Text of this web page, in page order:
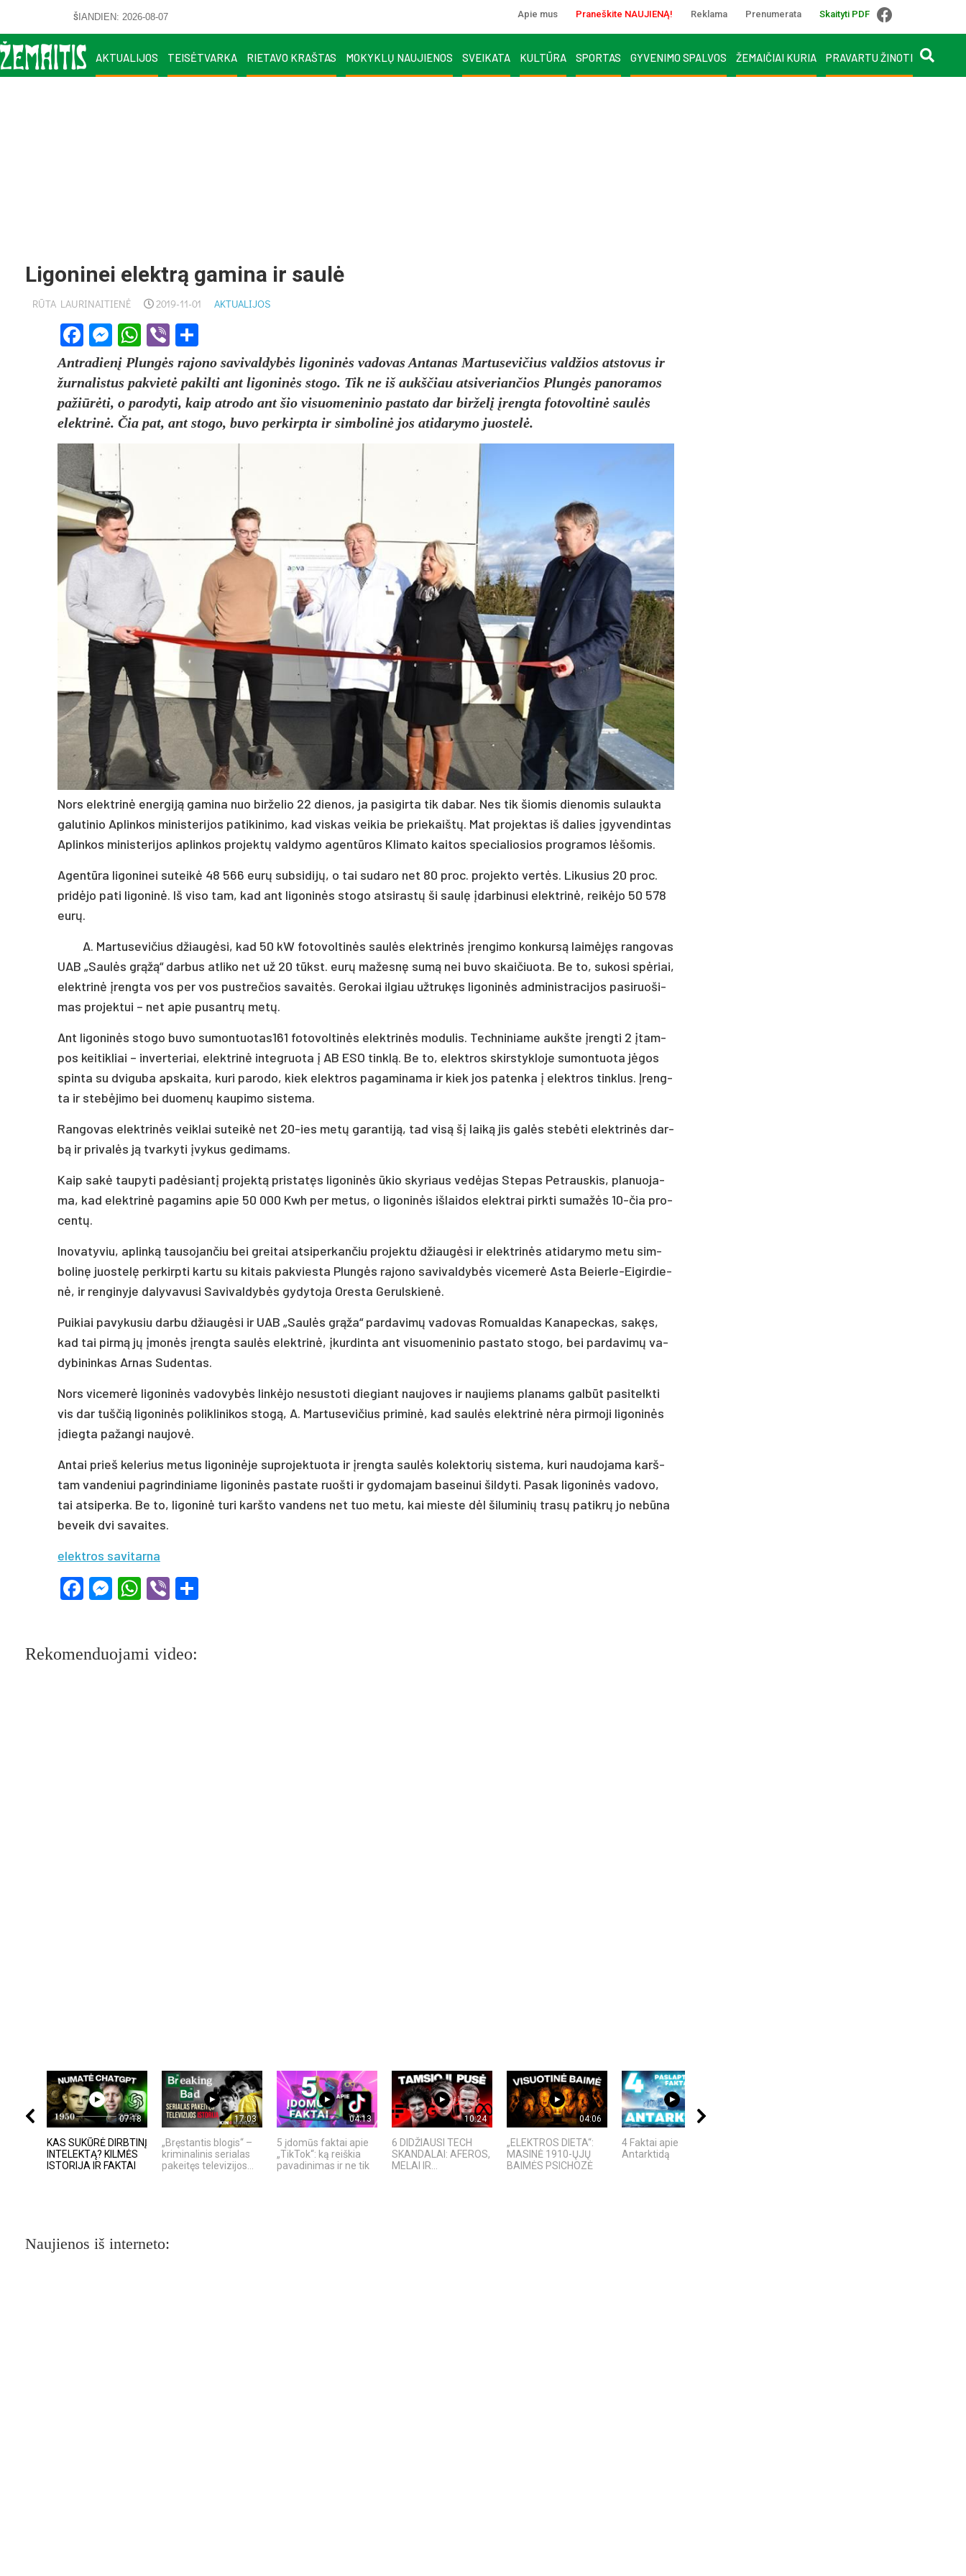
ŠIANDIEN: 2026-08-07 Apie mus Praneškite NAUJIENĄ! Reklama Prenumerata Skaityti PDF
AKTUALIJOS TEISĖTVARKA RIETAVO KRAŠTAS MOKYKLŲ NAUJIENOS SVEIKATA KULTŪRA SPORTAS GYVENIMO SPALVOS ŽEMAIČIAI KURIA PRAVARTU ŽINOTI
Ligoninei elektrą gamina ir saulė
RŪTA LAURINAITIENĖ 2019-11-01 AKTUALIJOS
Facebook
Messenger
WhatsApp
Viber
Ant­ra­die­nį Plun­gės ra­jo­no sa­vi­val­dy­bės li­go­ni­nės va­do­vas An­ta­nas Mar­tu­se­vi­čius val­džios at­sto­vus ir
žur­na­lis­tus pa­kvie­tė pa­kil­ti ant li­go­ni­nės sto­go. Tik ne iš aukš­čiau at­si­ve­rian­čios Plun­gės pa­no­ra­mos
pa­žiū­rė­ti, o pa­ro­dy­ti, kaip at­ro­do ant šio vi­suo­me­ni­nio pa­sta­to dar bir­že­lį įreng­ta fo­to­vol­ti­nė sau­lės
elekt­ri­nė. Čia pat, ant sto­go, bu­vo per­kirp­ta ir sim­bo­li­nė jos ati­da­ry­mo juos­te­lė.
Nors elekt­ri­nė ener­gi­ją ga­mi­na nuo bir­že­lio 22 die­nos, ja pa­si­gir­ta tik da­bar. Nes tik šio­mis die­no­mis su­lauk­ta
ga­lu­ti­nio Ap­lin­kos mi­nis­te­ri­jos pa­ti­ki­ni­mo, kad vis­kas vei­kia be prie­kaiš­tų. Mat pro­jek­tas iš da­lies įgy­ven­din­tas
Ap­lin­kos mi­nis­te­ri­jos ap­lin­kos pro­jek­tų val­dy­mo agen­tū­ros Kli­ma­to kai­tos spe­cia­lio­sios pro­gra­mos lė­šo­mis.
Agen­tū­ra li­go­ni­nei su­tei­kė 48 566 eu­rų su­bsi­di­jų, o tai su­da­ro net 80 pro­c. pro­jek­to ver­tės. Li­ku­sius 20 pro­c.
pri­dė­jo pa­ti li­go­ni­nė. Iš vi­so tam, kad ant li­go­ni­nės sto­go at­si­ras­tų ši sau­lę įdar­bi­nu­si elekt­ri­nė, rei­kė­jo 50 578
eu­rų.
A. Mar­tu­se­vi­čius džiau­gė­si, kad 50 kW fo­to­vol­ti­nės sau­lės elekt­ri­nės įren­gi­mo kon­kur­są lai­mė­jęs ran­go­vas
UAB „Sau­lės grą­žą“ dar­bus at­li­ko net už 20 tūkst. eu­rų ma­žes­nę su­mą nei bu­vo skai­čiuo­ta. Be to, su­ko­si spė­riai,
elekt­ri­nė įreng­ta vos per vos pust­re­čios sa­vai­tės. Ge­ro­kai il­giau už­tru­kęs li­go­ni­nės ad­mi­nist­ra­ci­jos pa­si­ruo­ši­
mas pro­jek­tui – net apie pu­sant­rų me­tų.
Ant li­go­ni­nės sto­go bu­vo sumontuotas161 fo­to­vol­ti­nės elekt­ri­nės mo­du­lis. Tech­ni­nia­me aukš­te įreng­ti 2 įtam­
pos kei­tik­liai – in­ver­te­riai, elekt­ri­nė in­teg­ruo­ta į AB ESO tink­lą. Be to, elekt­ros skirs­tyk­lo­je su­mon­tuo­ta jė­gos
spin­ta su dvi­gu­ba ap­skai­ta, ku­ri pa­ro­do, kiek elekt­ros pa­ga­mi­na­ma ir kiek jos pa­ten­ka į elekt­ros tink­lus. Įreng­
ta ir ste­bė­ji­mo bei duo­me­nų kau­pi­mo sis­te­ma.
Ran­go­vas elekt­ri­nės veik­lai su­tei­kė net 20-ies me­tų ga­ran­ti­ją, tad vi­są šį lai­ką jis ga­lės ste­bė­ti elekt­ri­nės dar­
bą ir pri­va­lės ją tvar­ky­ti įvy­kus ge­di­mams.
Kaip sa­kė tau­py­ti pa­dė­sian­tį pro­jek­tą pri­sta­tęs li­go­ni­nės ūkio sky­riaus ve­dė­jas Ste­pas Pet­raus­kis, pla­nuo­ja­
ma, kad elekt­ri­nė pa­ga­mins apie 50 000 Kwh per me­tus, o li­go­ni­nės iš­lai­dos elekt­rai pirk­ti su­ma­žės 10-čia pro­
cen­tų.
Ino­va­ty­viu, ap­lin­ką tau­so­jan­čiu bei grei­tai at­si­per­kan­čiu pro­jek­tu džiau­gė­si ir elekt­ri­nės ati­da­ry­mo me­tu sim­
bo­li­nę juos­te­lę per­kirp­ti kar­tu su ki­tais pa­kvies­ta Plun­gės ra­jo­no sa­vi­val­dy­bės vi­ce­me­rė As­ta Beier­le-Ei­gir­die­
nė, ir ren­gi­ny­je da­ly­va­vu­si Sa­vi­val­dy­bės gy­dy­to­ja Ores­ta Ge­ruls­kie­nė.
Pui­kiai pa­vy­ku­siu dar­bu džiau­gė­si ir UAB „Sau­lės grą­ža“ par­da­vi­mų va­do­vas Ro­mual­das Ka­na­pec­kas, sa­kęs,
kad tai pir­mą jų įmo­nės įreng­ta sau­lės elekt­ri­nė, įkur­din­ta ant vi­suo­me­ni­nio pa­sta­to sto­go, bei par­da­vi­mų va­
dy­bi­nin­kas Ar­nas Su­den­tas.
Nors vi­ce­me­rė li­go­ni­nės va­do­vy­bės lin­kė­jo ne­sus­to­ti die­giant nau­jo­ves ir nau­jiems pla­nams gal­būt pa­si­telk­ti
vis dar tuš­čią li­go­ni­nės po­lik­li­ni­kos sto­gą, A. Mar­tu­se­vi­čius pri­mi­nė, kad sau­lės elekt­ri­nė nė­ra pir­mo­ji li­go­ni­nės
įdieg­ta pa­žan­gi nau­jo­vė.
An­tai prieš ke­le­rius me­tus li­go­ni­nė­je su­pro­jek­tuo­ta ir įreng­ta sau­lės ko­lek­to­rių sis­te­ma, ku­ri nau­do­ja­ma karš­
tam van­de­niui pa­grin­di­nia­me li­go­ni­nės pa­sta­te ruoš­ti ir gy­do­ma­jam ba­sei­nui šil­dy­ti. Pa­sak li­go­ni­nės va­do­vo,
tai at­si­per­ka. Be to, li­go­ni­nė tu­ri karš­to van­dens net tuo me­tu, kai mies­te dėl ši­lu­mi­nių tra­sų pa­tik­rų jo ne­bū­na
be­veik dvi sa­vai­tes.
elektros savitarna
Facebook
Messenger
WhatsApp
Viber
Rekomenduojami video:
07:18
KAS SUKŪRĖ DIRBTINĮ
INTELEKTĄ? KILMĖS
ISTORIJA IR FAKTAI
17:03
„Bręstantis blogis“ –
kriminalinis serialas
pakeitęs televizijos...
04:13
5 įdomūs faktai apie
„TikTok“: ką reiškia
pavadinimas ir ne tik
10:24
6 DIDŽIAUSI TECH
SKANDALAI: AFEROS,
MELAI IR...
04:06
„ELEKTROS DIETA“:
MASINĖ 1910-ŲJŲ
BAIMĖS PSICHOZĖ
04:58
4 Faktai apie
Antarktidą
Naujienos iš interneto: